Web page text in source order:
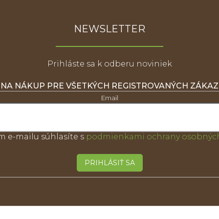
NEWSLETTER
Prihláste sa k odberu noviniek
NÁKUP PRE VŠETKÝCH REGISTROVANÝCH
Email
e-mailu súhlasíte s podmienkami ochrany
PRIHLÁSIŤ SA